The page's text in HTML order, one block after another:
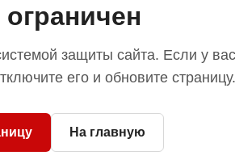
защиты сайта. Если у вас
его и обновите страницу.
На главную